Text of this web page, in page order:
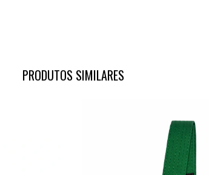
PRODUTOS SIMILARES